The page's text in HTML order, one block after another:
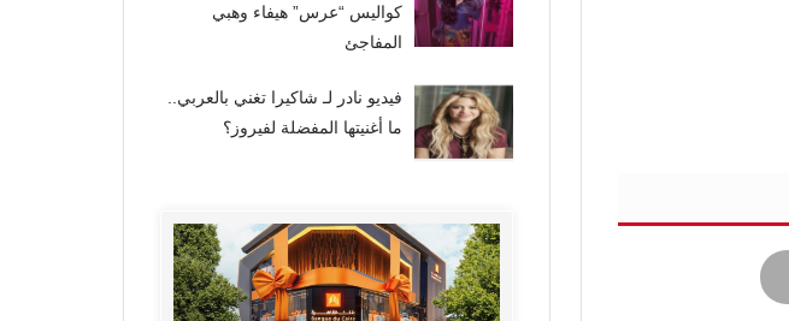
كواليس “عرس” هيفاء وهبي
المفاجئ
فيديو نادر لـ شاكيرا تغني بالعربي..
ما أغنيتها المفضلة لفيروز؟